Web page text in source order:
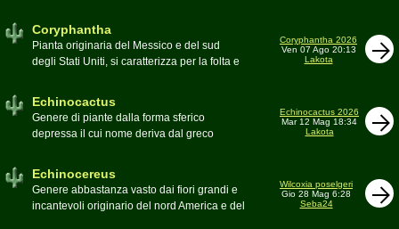
ModeratoreLuca
Coryphantha
Pianta originaria del Messico e del sud
degli Stati Uniti, si caratterizza per la folta e
ànthos (fiore) per via dei suoi fiori che
spuntano sulla cima della pianta
Moderatore
Coryphantha 2026
Ven 07 Ago 20:13
Lakota
Echinocactus
Genere di piante dalla forma sferico
depressa il cui nome deriva dal greco
denominati cactus barile per il loro notevole
pessimo
Echinocactus 2026
Mar 12 Mag 18:34
Lakota
Echinocereus
Genere abbastanza vasto dai fiori grandi e
incantevoli originario del nord America e del
Wilcoxia poselgeri
Gio 28 Mag 6:28
Seba24